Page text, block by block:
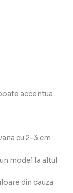
accentua
cu 2-3 cm
model la altul
din cauza